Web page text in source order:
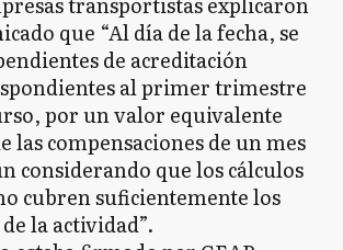
que “Al día de la fecha, se
de acreditación
al primer trimestre
por un valor equivalente
las compensaciones de un mes
considerando que los cálculos
cubren suficientemente los
la actividad”.